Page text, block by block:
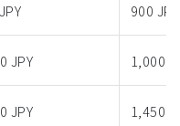
900 JPY
JPY 1,000
JPY 1,450